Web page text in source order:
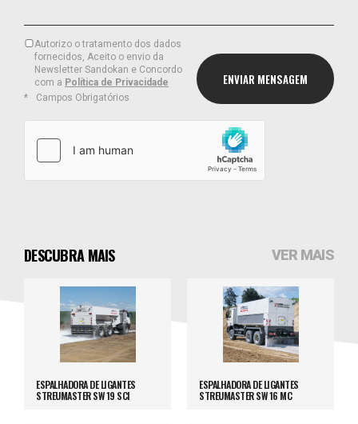
Autorizo o tratamento dos dados
fornecidos, Aceito o envio da
Newsletter Sandokan e Concordo
com a Política de Privacidade
Campos Obrigatórios
DESCUBRA MAIS VER MAIS
ESPALHADORA DE LIGANTES
STREUMASTER SW 19 SCI
ESPALHADORA DE LIGANTES
STREUMASTER SW 16 MC